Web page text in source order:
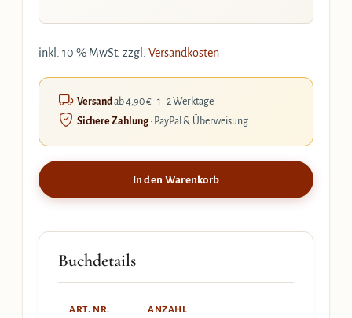
inkl. 10 % MwSt. zzgl. Versandkosten
Versandab 4,90 € · 1–2 Werktage
Sichere Zahlung· PayPal & Überweisung
In den Warenkorb
Buchdetails
ART. NR.
ANZAHL